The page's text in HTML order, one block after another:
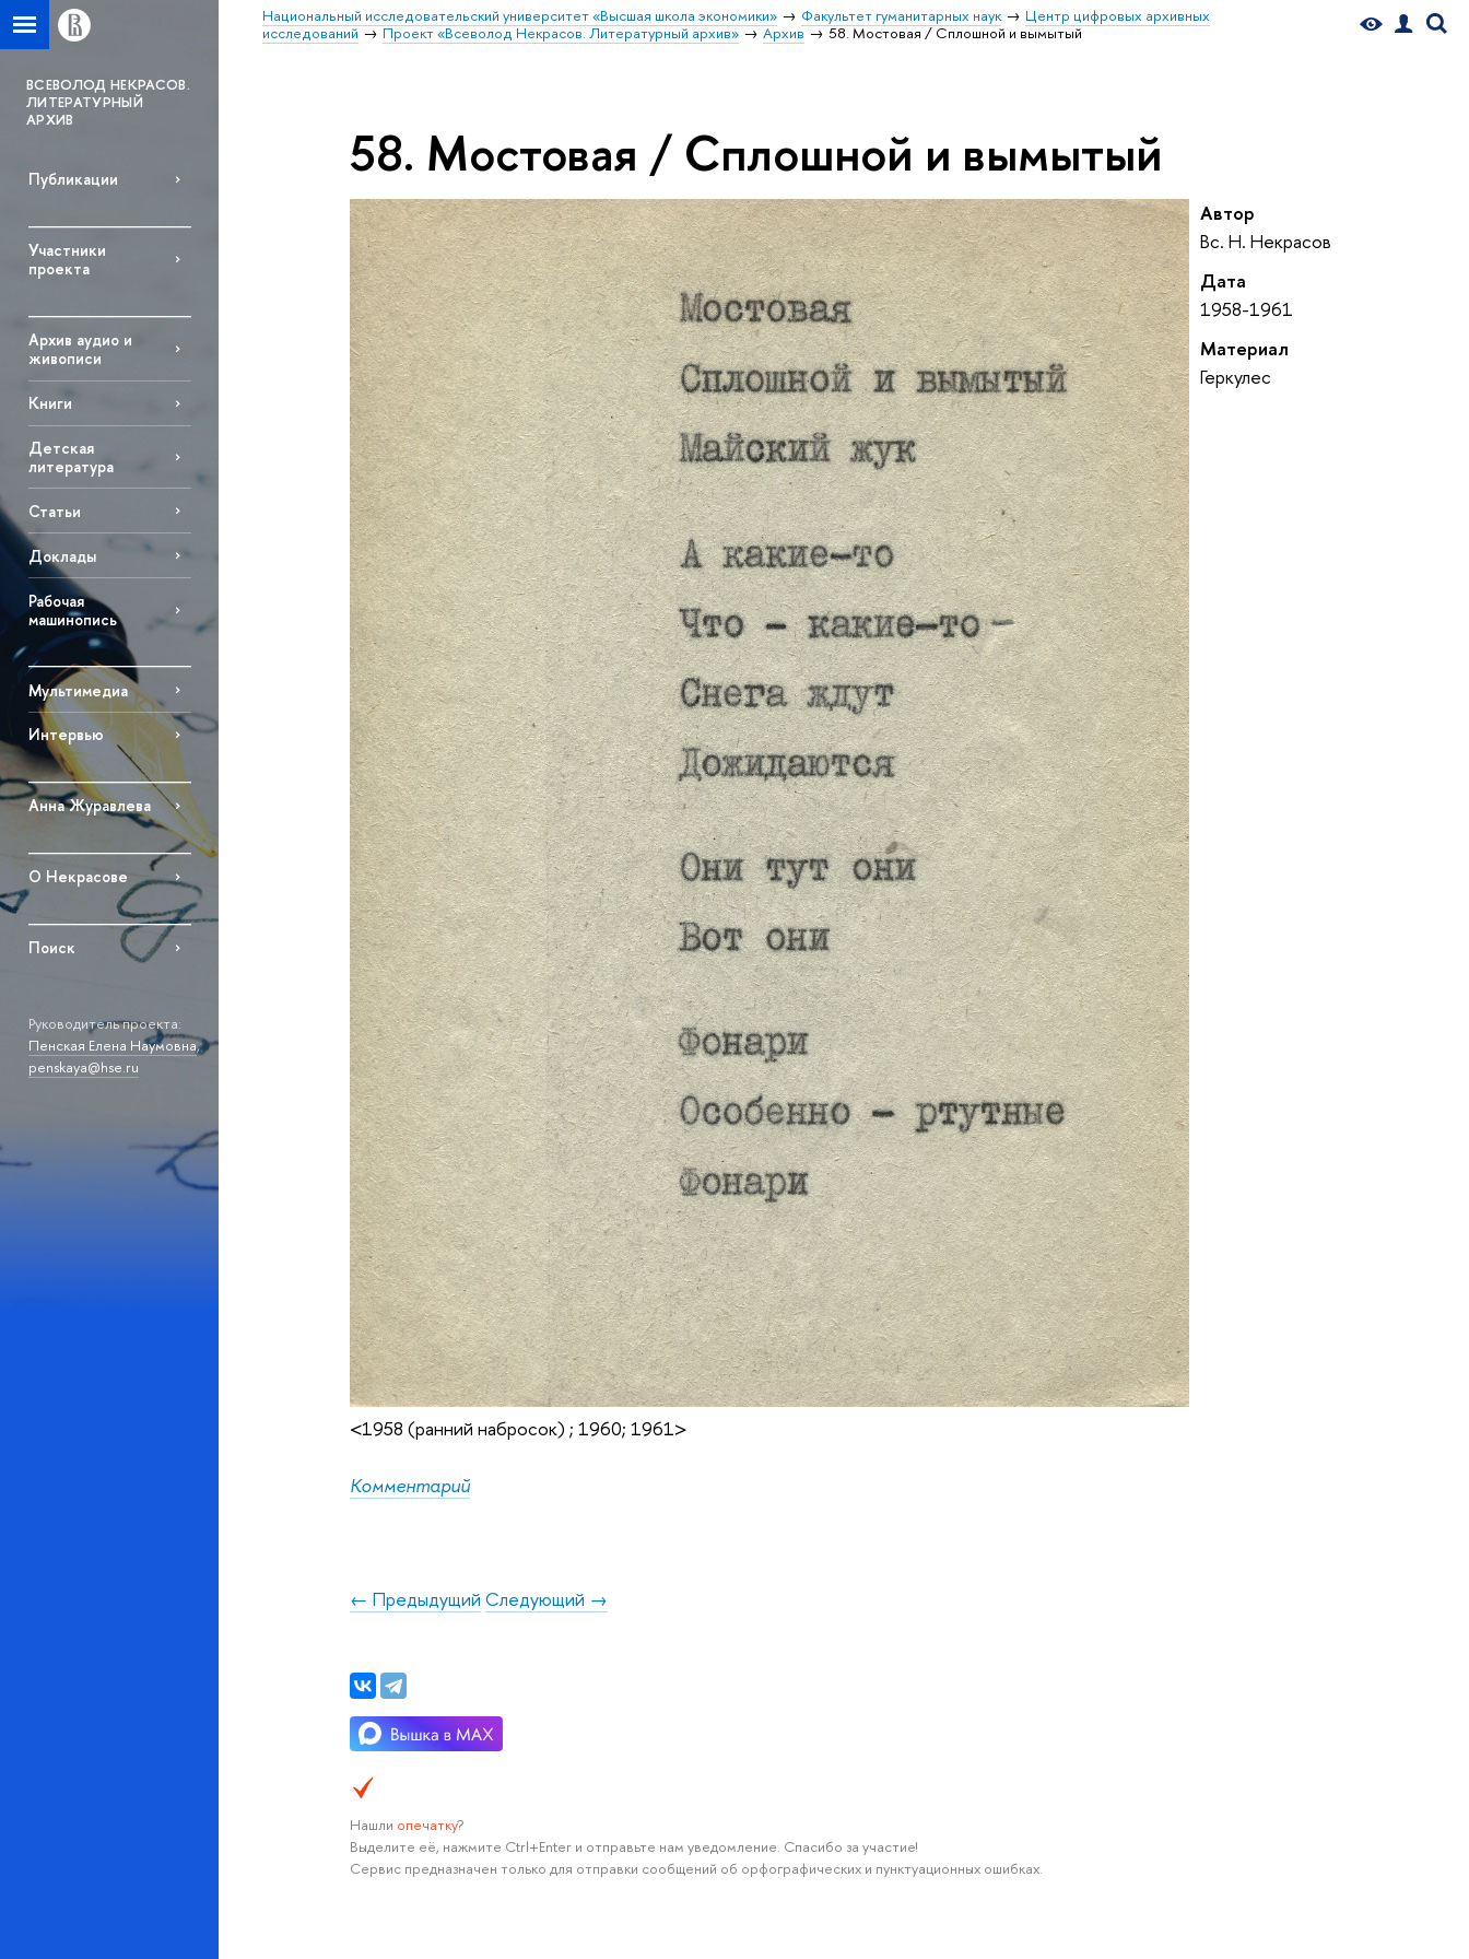
Национальный исследовательский университет «Высшая школа экономики» Факультет гуманитарных наук
Центр цифровых архивных
исследований
Проект «Всеволод Некрасов. Литературный архив» Архив 58. Мостовая / Сплошной и вымытый
ВСЕВОЛОД НЕКРАСОВ.
ЛИТЕРАТУРНЫЙ
АРХИВ
Публикации
Участники
проекта
Архив аудио и
живописи
Книги
Детская
литература
Статьи
Доклады
Рабочая
машинопись
Мультимедиа
Интервью
Анна Журавлева
О Некрасове
Поиск
Руководитель проекта:
Пенская Елена Наумовна,
penskaya@hse.ru
58. Мостовая / Сплошной и вымытый
Автор
Вс. Н. Некрасов
Дата
1958-1961
Материал
Геркулес
<1958 (ранний набросок) ; 1960; 1961>
Комментарий
← Предыдущий Следующий →
Нашли опечатку?
Выделите её, нажмите Ctrl+Enter и отправьте нам уведомление. Спасибо за участие!
Сервис предназначен только для отправки сообщений об орфографических и пунктуационных ошибках.